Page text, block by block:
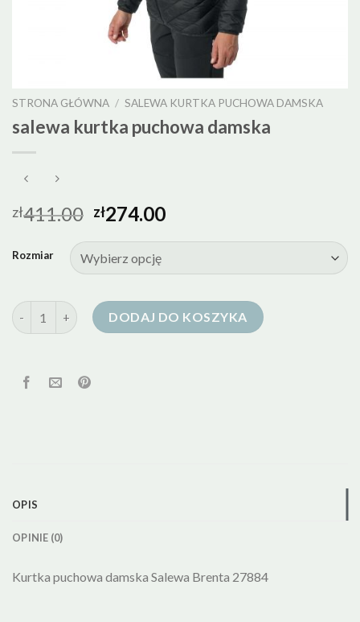
STRONA GŁÓWNA / SALEWA KURTKA PUCHOWA DAMSKA
salewa kurtka puchowa damska
zł411.00 zł274.00
Rozmiar
ilość salewa kurtka puchowa damska
DODAJ DO KOSZYKA
OPIS
OPINIE (0)
Kurtka puchowa damska Salewa Brenta 27884